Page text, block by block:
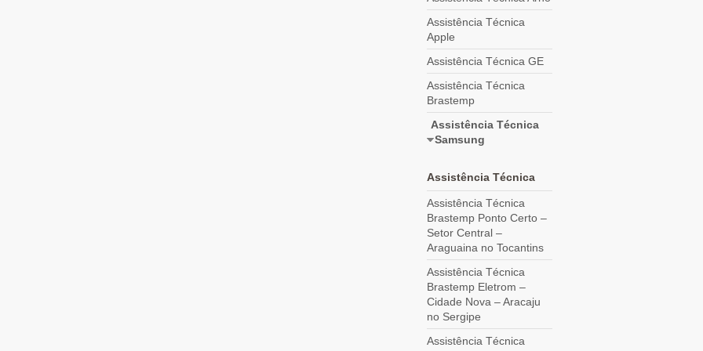
Assistência Técnica
Apple
Assistência Técnica GE
Assistência Técnica
Brastemp
Assistência Técnica
Samsung
Assistência Técnica
Assistência Técnica
Brastemp Ponto Certo –
Setor Central –
Araguaina no Tocantins
Assistência Técnica
Brastemp Eletrom –
Cidade Nova – Aracaju
no Sergipe
Assistência Técnica